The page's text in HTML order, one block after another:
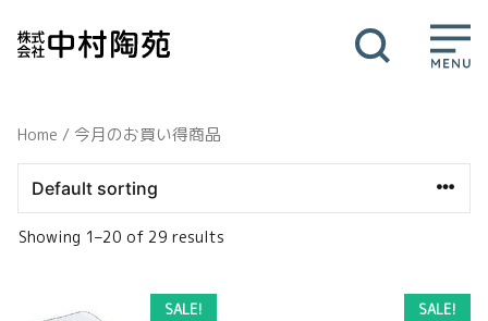
Home / 今月のお買い得商品
Showing 1–20 of 29 results
SALE! SALE!